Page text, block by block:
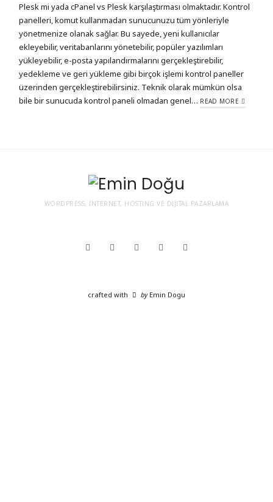
Plesk mi yada cPanel vs Plesk karşılaştırması olmaktadır. Kontrol
panelleri, komut kullanmadan sunucunuzu tüm yönleriyle
yönetmenize olanak sağlar. Bu sayede, yeni kullanıcılar
ekleyebilir, veritabanlarını yönetebilir, popüler yazılımları
yükleyebilir, e-posta yapılandırmalarını gerçekleştirebilir,
yedekleme ve geri yükleme gibi birçok işlemi kontrol paneller
üzerinden gerçekleştirebilirsiniz. Teknik olarak mümkün olsa
bile bir sunucuda kontrol paneli olmadan genel… READ MORE
WORDPRESS, İNTERNET, HOSTING VE DIJITAL PAZARLAMA
crafted with byEmin Dogu